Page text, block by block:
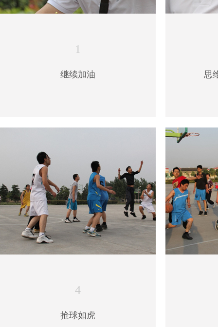
1
继续加油 思
4
抢球如虎